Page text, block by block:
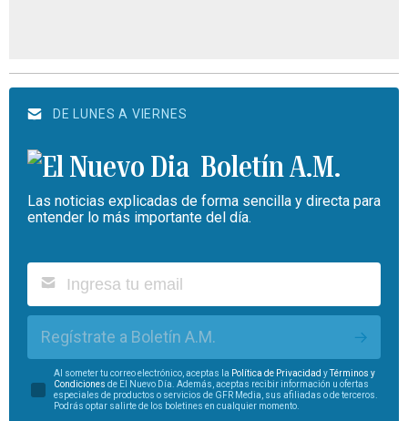
DE LUNES A VIERNES
Boletín A.M.
Las noticias explicadas de forma sencilla y directa para
entender lo más importante del día.
Regístrate a Boletín A.M.
Al someter tu correo electrónico, aceptas la Política de Privacidad y
Términos y
Condiciones de El Nuevo Día. Además, aceptas recibir información u ofertas
especiales de productos o servicios de GFR Media, sus afiliadas o de terceros.
Podrás optar salirte de los boletines en cualquier momento.